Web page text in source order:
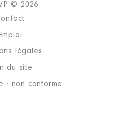
© 2026
Emploi
légales
du site
: non conforme